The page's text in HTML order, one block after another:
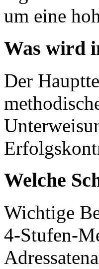
um eine
Was wird
Der
Welche
Wichtige
4-Stufen-